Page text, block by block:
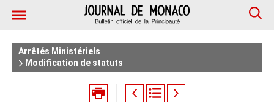
Arrêtés Ministériels
Modification de statuts